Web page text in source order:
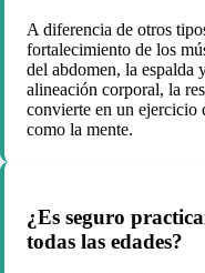
A diferencia de otros
fortalecimiento de los
del abdomen, la espalda
alineación corporal, la
convierte en un ejercicio
como la mente.
¿Es seguro
todas las edades?